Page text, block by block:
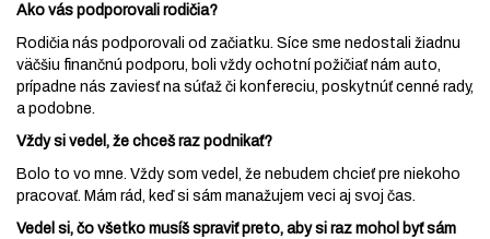
Ako vás podporovali rodičia?
Rodičia nás podporovali od začiatku. Síce sme nedostali žiadnu
väčšiu finančnú podporu, boli vždy ochotní požičiať nám auto,
prípadne nás zaviesť na súťaž či konfereciu, poskytnúť cenné rady,
a podobne.
Vždy si vedel, že chceš raz podnikať?
Bolo to vo mne. Vždy som vedel, že nebudem chcieť pre niekoho
pracovať. Mám rád, keď si sám manažujem veci aj svoj čas.
Vedel si, čo všetko musíš spraviť preto, aby si raz mohol byť sám